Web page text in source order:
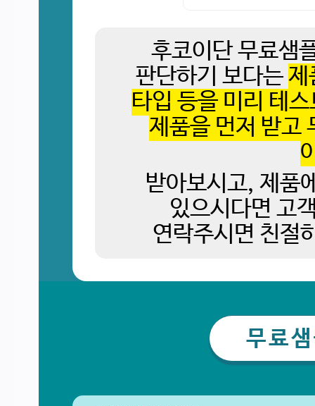
후코이단 무료샘
판단하기 보다는제
타입 등을 미리 테스
제품을 먼저 받고
받아보시고, 제품
있으시다면
연락주시면 친절
무료